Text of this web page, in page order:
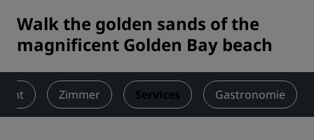
Walk the golden sands of the
magnificent Golden Bay beach
Zimmer Services Gastronomie